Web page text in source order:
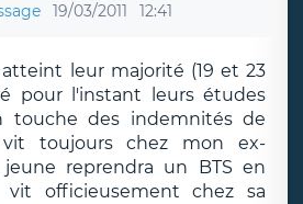
19/03/2011 12:41
leur majorité (19 et 23
pour l'instant leurs études
touche des indemnités de
toujours chez mon ex-
reprendra un BTS en
vit officieusement chez sa